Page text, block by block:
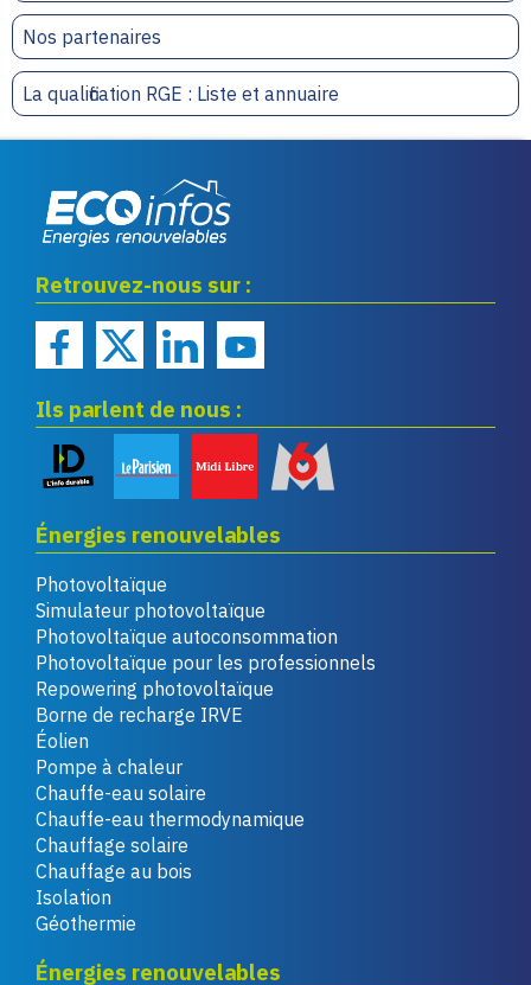
Nos partenaires
La qualification RGE : Liste et annuaire
renouvelables
Retrouvez-nous sur :
Ils parlent de nous :
Énergies renouvelables
Photovoltaïque
Simulateur photovoltaïque
Photovoltaïque autoconsommation
Photovoltaïque pour les professionnels
Repowering photovoltaïque
Borne de recharge IRVE
Éolien
Pompe à chaleur
Chauffe-eau solaire
Chauffe-eau thermodynamique
Chauffage solaire
Chauffage au bois
Isolation
Géothermie
Énergies renouvelables